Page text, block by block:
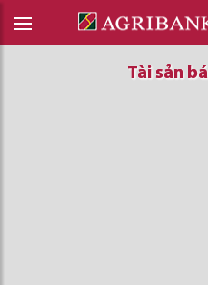
Tài sản
Tài sản
Tài sản